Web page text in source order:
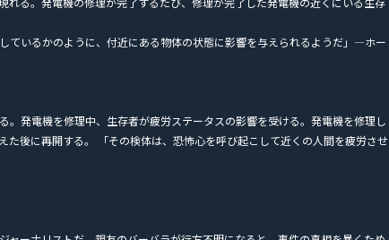
ているかのように、付近にある物体の状態に影響を与えられるようだ」―ホー
。発電機を修理中、生存者が疲労ステータスの影響を受ける。発電機を修理し
た後に再開する。 「その検体は、恐怖心を呼び起こして近くの人間を疲労させ